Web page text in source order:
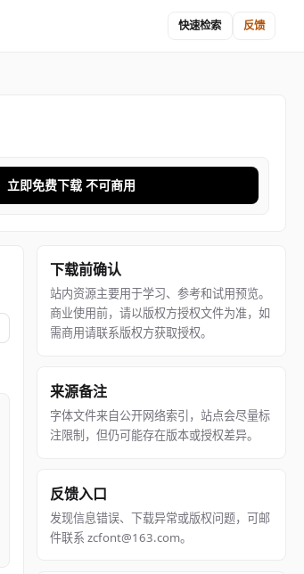
快速检索 反馈
立即免费下载 不可商用
下载前确认
站内资源主要用于学习、参考和试用预览。
商业使用前，请以版权方授权文件为准，如
需商用请联系版权方获取授权。
来源备注
字体文件来自公开网络索引，站点会尽量标
注限制，但仍可能存在版本或授权差异。
反馈入口
发现信息错误、下载异常或版权问题，可邮
件联系 zcfont@163.com。